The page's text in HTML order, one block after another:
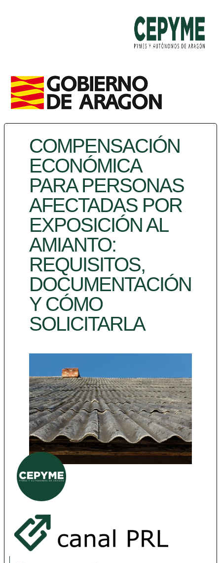
COMPENSACIÓN
ECONÓMICA
PARA PERSONAS
AFECTADAS POR
EXPOSICIÓN AL
AMIANTO:
REQUISITOS,
DOCUMENTACIÓN
Y CÓMO
SOLICITARLA